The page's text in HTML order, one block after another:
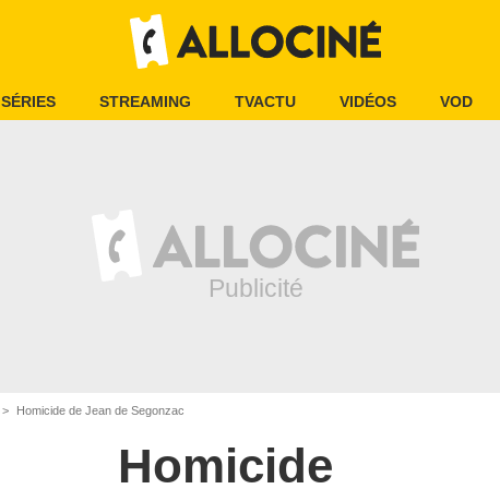
SÉRIES STREAMING TVACTU VIDÉOS VOD
Homicide de Jean de Segonzac
Homicide